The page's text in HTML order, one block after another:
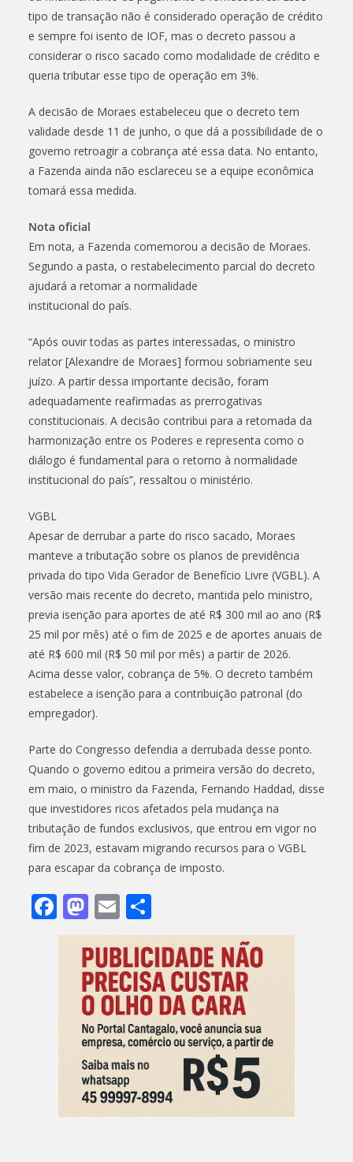
tipo de transação não é considerado operação de crédito
e sempre foi isento de IOF, mas o decreto passou a
considerar o risco sacado como modalidade de crédito e
queria tributar esse tipo de operação em 3%.
A decisão de Moraes estabeleceu que o decreto tem
validade desde 11 de junho, o que dá a possibilidade de o
governo retroagir a cobrança até essa data. No entanto,
a Fazenda ainda não esclareceu se a equipe econômica
tomará essa medida.
Nota oficial
Em nota, a Fazenda comemorou a decisão de Moraes.
Segundo a pasta, o restabelecimento parcial do decreto
ajudará a retomar a normalidade
institucional do país.
“Após ouvir todas as partes interessadas, o ministro
relator [Alexandre de Moraes] formou sobriamente seu
juízo. A partir dessa importante decisão, foram
adequadamente reafirmadas as prerrogativas
constitucionais. A decisão contribui para a retomada da
harmonização entre os Poderes e representa como o
diálogo é fundamental para o retorno à normalidade
institucional do país”, ressaltou o ministério.
VGBL
Apesar de derrubar a parte do risco sacado, Moraes
manteve a tributação sobre os planos de previdência
privada do tipo Vida Gerador de Benefício Livre (VGBL). A
versão mais recente do decreto, mantida pelo ministro,
previa isenção para aportes de até R$ 300 mil ao ano (R$
25 mil por mês) até o fim de 2025 e de aportes anuais de
até R$ 600 mil (R$ 50 mil por mês) a partir de 2026.
Acima desse valor, cobrança de 5%. O decreto também
estabelece a isenção para a contribuição patronal (do
empregador).
Parte do Congresso defendia a derrubada desse ponto.
Quando o governo editou a primeira versão do decreto,
em maio, o ministro da Fazenda, Fernando Haddad, disse
que investidores ricos afetados pela mudança na
tributação de fundos exclusivos, que entrou em vigor no
fim de 2023, estavam migrando recursos para o VGBL
para escapar da cobrança de imposto.
F
ac
M
as
to
d
o
n
E
m
ai
l
h
ar
e